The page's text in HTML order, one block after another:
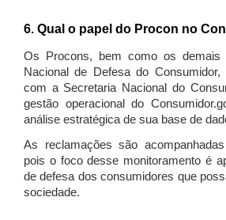
6. Qual o papel do Procon no
Os Procons, bem como os demais
Nacional de Defesa do
com a Secretaria Nacional do
gestão operacional do
análise estratégica de sua base de
As reclamações são
pois o foco desse monitoramento é
de defesa dos consumidores que
sociedade.